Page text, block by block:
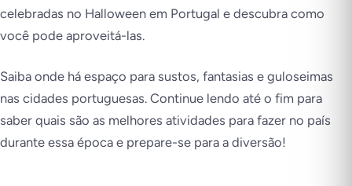
celebradas no Halloween em Portugal e descubra como
você pode aproveitá-las.
Saiba onde há espaço para sustos, fantasias e guloseimas
nas cidades portuguesas. Continue lendo até o fim para
saber quais são as melhores atividades para fazer no país
durante essa época e prepare-se para a diversão!